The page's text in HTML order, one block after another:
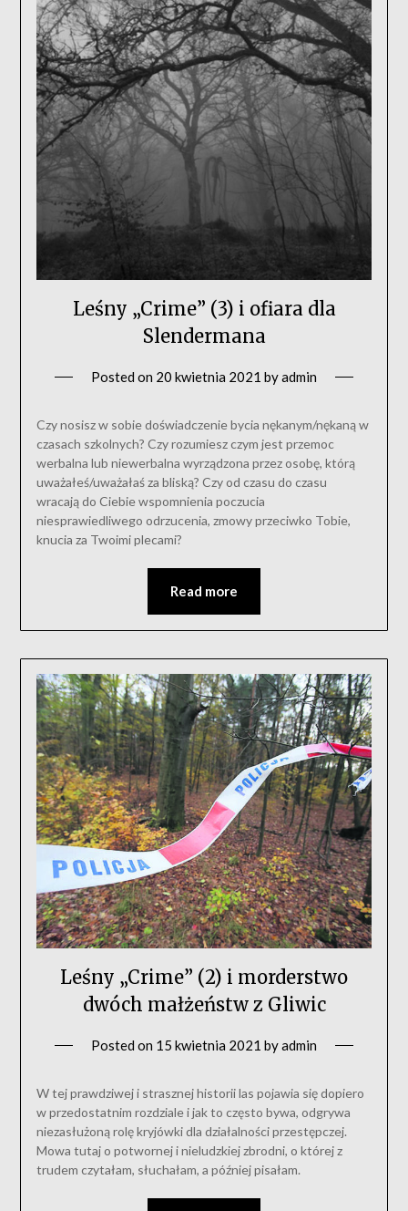
Leśny „Crime” (3) i ofiara dla
Slendermana
Posted on 20 kwietnia 2021 byadmin
Czy nosisz w sobie doświadczenie bycia nękanym/nękaną w
czasach szkolnych? Czy rozumiesz czym jest przemoc
werbalna lub niewerbalna wyrządzona przez osobę, którą
uważałeś/uważałaś za bliską? Czy od czasu do czasu
wracają do Ciebie wspomnienia poczucia
niesprawiedliwego odrzucenia, zmowy przeciwko Tobie,
knucia za Twoimi plecami?
Read more
Leśny „Crime” (2) i morderstwo
dwóch małżeństw z Gliwic
Posted on 15 kwietnia 2021 byadmin
W tej prawdziwej i strasznej historii las pojawia się dopiero
w przedostatnim rozdziale i jak to często bywa, odgrywa
niezasłużoną rolę kryjówki dla działalności przestępczej.
Mowa tutaj o potwornej i nieludzkiej zbrodni, o której z
trudem czytałam, słuchałam, a później pisałam.